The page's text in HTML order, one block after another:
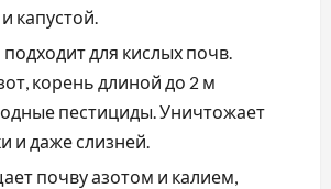
капустой.
для кислых почв.
корень длиной до 2 м
пестициды. Уничтожает
и даже слизней.
почву азотом и калием,